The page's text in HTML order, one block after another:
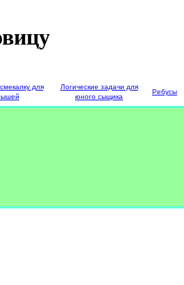
для
Логические задачи для
юного сыщика
Ребусы